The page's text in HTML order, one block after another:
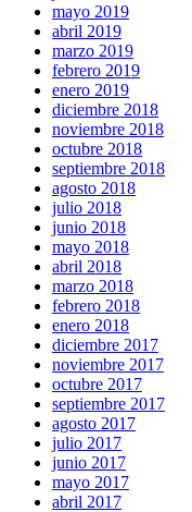
mayo 2019
abril 2019
marzo 2019
febrero 2019
enero 2019
diciembre 2018
noviembre 2018
octubre 2018
septiembre 2018
agosto 2018
julio 2018
junio 2018
mayo 2018
abril 2018
marzo 2018
febrero 2018
enero 2018
diciembre 2017
noviembre 2017
octubre 2017
septiembre 2017
agosto 2017
julio 2017
junio 2017
mayo 2017
abril 2017